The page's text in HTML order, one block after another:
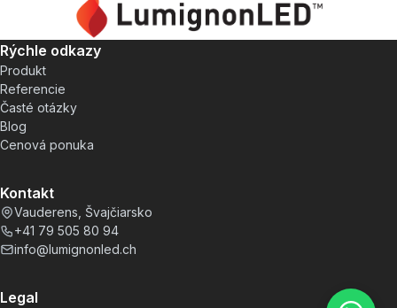
Rýchle odkazy
Produkt
Referencie
Časté otázky
Blog
Cenová ponuka
Kontakt
Vauderens, Švajčiarsko
+41 79 505 80 94
info@lumignonled.ch
Legal